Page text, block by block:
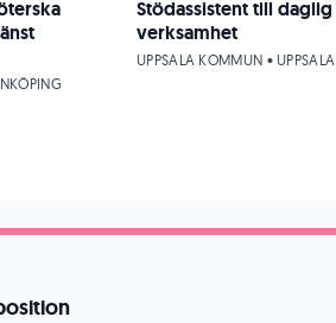
Stödassistent till daglig
verksamhet
UPPSALA KOMMUN • UPPSALA